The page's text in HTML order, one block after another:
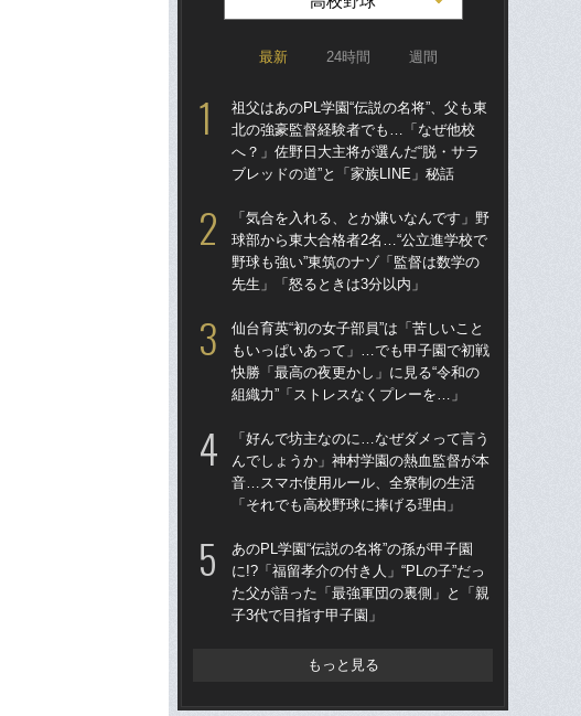
最新 24時間 週間
祖父はあのPL学園“伝説の名将”、父も東
北の強豪監督経験者でも…「なぜ他校
へ？」佐野日大主将が選んだ“脱・サラ
ブレッドの道”と「家族LINE」秘話
「気合を入れる、とか嫌いなんです」野
球部から東大合格者2名…“公立進学校で
野球も強い”東筑のナゾ「監督は数学の
先生」「怒るときは3分以内」
仙台育英“初の女子部員”は「苦しいこと
もいっぱいあって」…でも甲子園で初戦
快勝「最高の夜更かし」に見る“令和の
組織力”「ストレスなくプレーを…」
「好んで坊主なのに…なぜダメって言う
んでしょうか」神村学園の熱血監督が本
音…スマホ使用ルール、全寮制の生活
「それでも高校野球に捧げる理由」
あのPL学園“伝説の名将”の孫が甲子園
に!?「福留孝介の付き人」“PLの子”だっ
た父が語った「最強軍団の裏側」と「親
子3代で目指す甲子園」
もっと見る